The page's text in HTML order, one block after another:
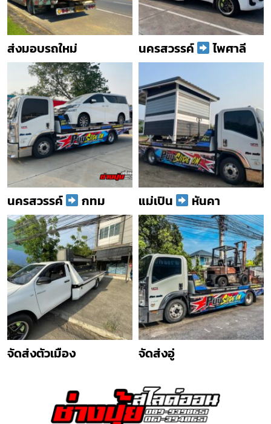
ส่งมอบรถใหม่ นครสวรรค์ ไพศาลี
นครสวรรค์ กทม แม่เปิน หันคา
จัดส่งตัวเมือง จัดส่งอู่